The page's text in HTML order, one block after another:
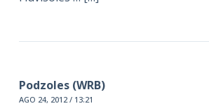
Podzoles (WRB)
AGO 24, 2012 / 13:21